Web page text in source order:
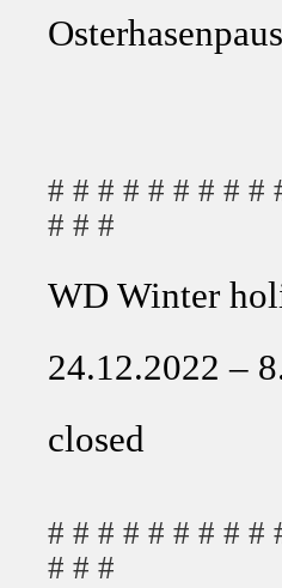
# # # # # # # # #
# # #
WD Winter
24.12.2022 –
closed
# # # # # # # # #
# # #